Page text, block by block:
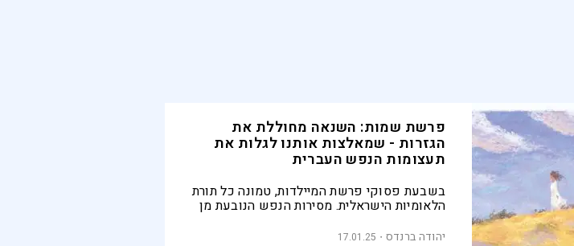
פרשת שמות: השנאה מחוללת את
הגזרות - שמאלצות אותנו לגלות את
תעצומות הנפש העברית
בשבעת פסוקי פרשת המיילדות, טמונה כל תורת
הלאומיות הישראלית. מסירות הנפש הנובעת מן
היולדות והמיילדות כאחת, ההכרה של הגויים
יהודה ברנדס 17.01.25